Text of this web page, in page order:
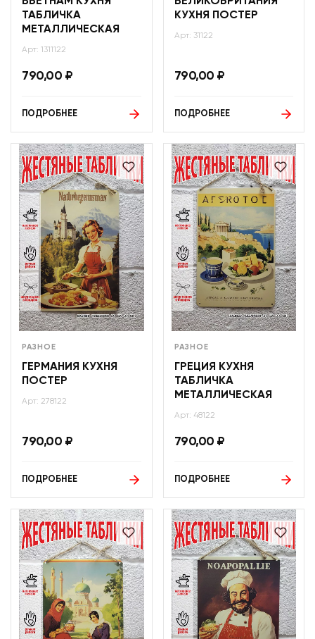
ТАБЛИЧКА
МЕТАЛЛИЧЕСКАЯ
Арт: 1311122
790,00 ₽
ПОДРОБНЕЕ
КУХНЯ ПОСТЕР
Арт: 31122
790,00 ₽
ПОДРОБНЕЕ
РАЗНОЕ
ГЕРМАНИЯ КУХНЯ
ПОСТЕР
Арт: 278122
790,00 ₽
ПОДРОБНЕЕ
РАЗНОЕ
ГРЕЦИЯ КУХНЯ
ТАБЛИЧКА
МЕТАЛЛИЧЕСКАЯ
Арт: 48122
790,00 ₽
ПОДРОБНЕЕ